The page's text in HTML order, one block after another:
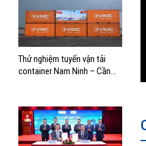
Thử nghiệm tuyến vận tải
container Nam Ninh – Cần